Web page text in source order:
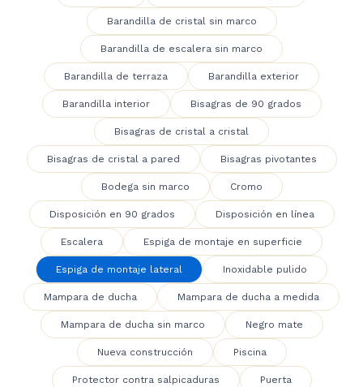
Barandilla de cristal sin marco
Barandilla de escalera sin marco
Barandilla de terraza Barandilla exterior
Barandilla interior Bisagras de 90 grados
Bisagras de cristal a cristal
Bisagras de cristal a pared Bisagras pivotantes
Bodega sin marco Cromo
Disposición en 90 grados Disposición en línea
Escalera Espiga de montaje en superficie
Espiga de montaje lateral Inoxidable pulido
Mampara de ducha Mampara de ducha a medida
Mampara de ducha sin marco Negro mate
Nueva construcción Piscina
Protector contra salpicaduras Puerta